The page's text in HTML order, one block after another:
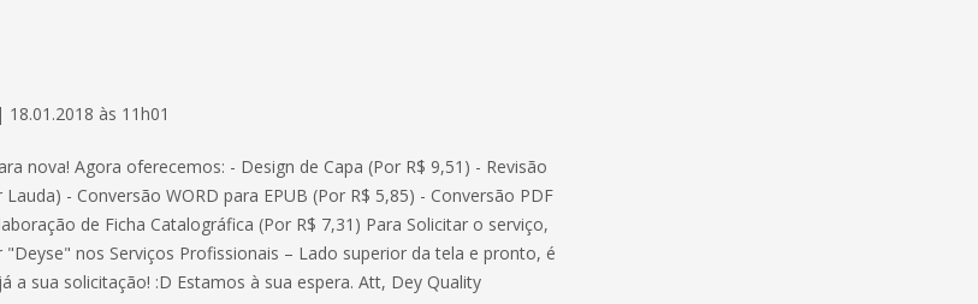
às 11h01
nova! Agora oferecemos: - Design de Capa (Por R$ 9,51) - Revisão
- Conversão WORD para EPUB (Por R$ 5,85) - Conversão PDF
de Ficha Catalográfica (Por R$ 7,31) Para Solicitar o serviço,
nos Serviços Profissionais – Lado superior da tela e pronto, é
a sua solicitação! :D Estamos à sua espera. Att, Dey Quality